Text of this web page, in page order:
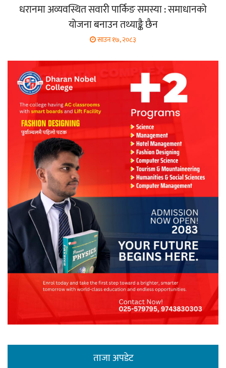
धरानमा अव्यवस्थित सवारी पार्किङ समस्या : समाधानको
योजना बनाउन तथ्याङ्कै छैन
साउन १७, २०८३
ताजा अपडेट